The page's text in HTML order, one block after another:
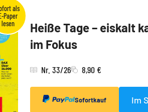
Heiße Tage – eiskalt
im Fokus
Nr. 33/26 8,90 €
Sofortkauf Im